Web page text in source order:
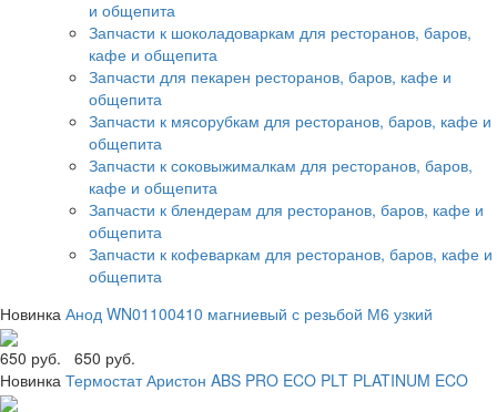
и общепита
Запчасти к шоколадоваркам для ресторанов, баров,
кафе и общепита
Запчасти для пекарен ресторанов, баров, кафе и
общепита
Запчасти к мясорубкам для ресторанов, баров, кафе и
общепита
Запчасти к соковыжималкам для ресторанов, баров,
кафе и общепита
Запчасти к блендерам для ресторанов, баров, кафе и
общепита
Запчасти к кофеваркам для ресторанов, баров, кафе и
общепита
Новинка Анод WN01100410 магниевый с резьбой М6 узкий
650 руб.
650 руб.
Новинка Термостат Аристон ABS PRO ECO PLT PLATINUM ECO